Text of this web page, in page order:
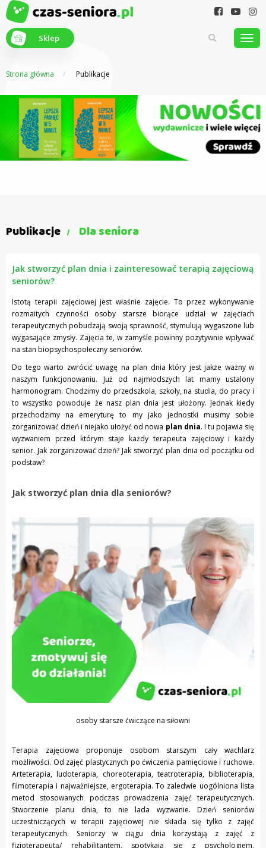
Sklep
Z myślą o
Strona główna Publikacje
Publikacje Dla seniora
Jak stworzyć plan dnia i zainteresować terapią zajęciową
seniorów?
Istotą terapii zajęciowej jest właśnie zajęcie. To przez wykonywanie
rozmaitych czynności osoby starsze biorące udział w zajęciach
terapeutycznych pobudzają swoją sprawność, stymulują wygaszone lub
wygasające zmysły. Zajęcia te, w zamyśle powinny pozytywnie wpływać
na stan biopsychospołeczny seniorów.
Do tego warto zwrócić uwagę na plan dnia który jest jakże ważny w
naszym funkcjonowaniu. Już od najmłodszych lat mamy ustalony
harmonogram. Chodzimy do przedszkola, szkoły, na studia, do pracy i
to wszystko powoduje że nasz plan dnia jest ułożony. Jednak kiedy
przechodzimy na emeryturę to my jako jednostki musimy sobie
zorganizować dzień i niejako ułożyć od nowa plan dnia. I tu pojawia się
wyzwaniem przed którym staje każdy terapeuta zajęciowy i każdy
senior. Jak zorganizować dzień? Jak stworzyć plan dnia od początku od
podstaw?
Jak stworzyć plan dnia dla seniorów?
osoby starsze ćwiczące na siłowni
Terapia zajęciowa proponuje osobom starszym cały wachlarz
możliwości. Od zajęć plastycznych po ćwiczenia pamięciowe i ruchowe.
Arteterapia, ludoterapia, choreoterapia, teatroterapia, biblioterapia,
filmoterapia i najważniejsze, ergoterapia. To zaledwie uogólniona lista
metod stosowanych podczas prowadzenia zajęć terapeutycznych.
Stworzenie planu dnia, to nie lada wyzwanie. Dzień seniorów
uczestniczących w terapii zajęciowej nie składa się tylko z zajęć
terapeutycznych. Seniorzy w ciągu dnia korzystają z zajęć z
fizjoterapeutą/ rehabilitantem, spotykają się z psychologiem,